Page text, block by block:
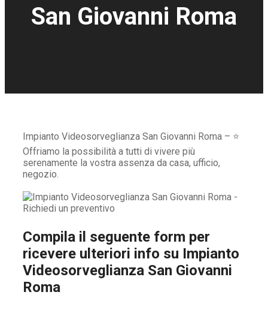
San Giovanni Roma
Impianto Videosorveglianza San Giovanni Roma – ⭐
Offriamo la possibilità a tutti di vivere più
serenamente la vostra assenza da casa, ufficio,
negozio.
Compila il seguente form per
ricevere ulteriori info su Impianto
Videosorveglianza San Giovanni
Roma